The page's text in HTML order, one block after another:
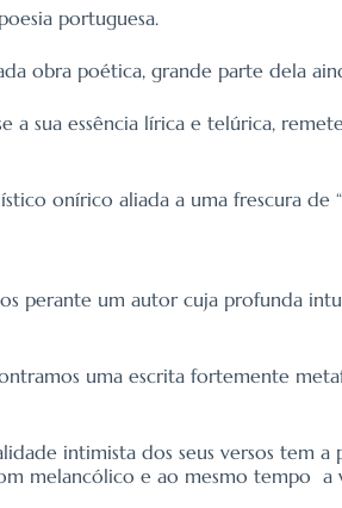
portuguesa.
obra poética, grande parte dela
a sua essência lírica e telúrica,
onírico aliada a uma frescura de
perante um autor cuja profunda
uma escrita fortemente
intimista dos seus versos tem
melancólico e ao mesmo tempo a